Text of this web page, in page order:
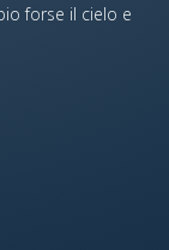
forse il cielo e